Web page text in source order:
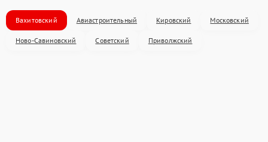
Вахитовский Авиастроительный Кировский Московский
Ново-Савиновский Советский Приволжский